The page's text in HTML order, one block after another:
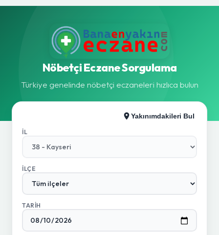
Nöbetçi Eczane Sorgulama
Türkiye genelinde nöbetçi eczaneleri hızlıca bulun
Yakınımdakileri Bul
İL
İLÇE
TARIH